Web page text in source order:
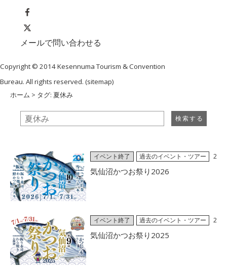
メールで問い合わせる
Copyright © 2014 Kesennuma Tourism & Convention
Bureau. All rights reserved. (sitemap)
ホーム > タグ: 夏休み
イベント終了 過去のイベント・ツアー
2
気仙沼かつお祭り2026
イベント終了 過去のイベント・ツアー
2
気仙沼かつお祭り2025